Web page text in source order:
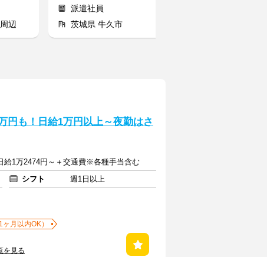
辺
派遣社員
茨城県 牛久市
円も！日給1万円以上～夜勤はさ
給1万2474円～＋交通費※各種手当含む
シフト
週1日以上
月以内OK）
を見る